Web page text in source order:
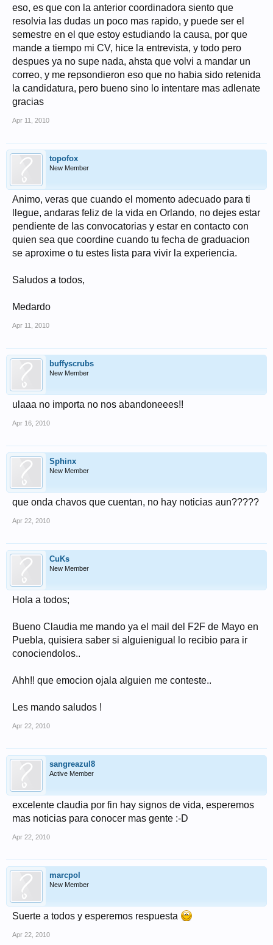
eso, es que con la anterior coordinadora siento que
resolvia las dudas un poco mas rapido, y puede ser el
semestre en el que estoy estudiando la causa, por que
mande a tiempo mi CV, hice la entrevista, y todo pero
despues ya no supe nada, ahsta que volvi a mandar un
correo, y me repsondieron eso que no habia sido retenida
la candidatura, pero bueno sino lo intentare mas adlenate
gracias
Apr 11, 2010
topofox
New Member
Animo, veras que cuando el momento adecuado para ti
llegue, andaras feliz de la vida en Orlando, no dejes estar
pendiente de las convocatorias y estar en contacto con
quien sea que coordine cuando tu fecha de graduacion
se aproxime o tu estes lista para vivir la experiencia.
Saludos a todos,
Medardo
Apr 11, 2010
buffyscrubs
New Member
ulaaa no importa no nos abandoneees!!
Apr 16, 2010
Sphinx
New Member
que onda chavos que cuentan, no hay noticias aun?????
Apr 22, 2010
CuKs
New Member
Hola a todos;
Bueno Claudia me mando ya el mail del F2F de Mayo en
Puebla, quisiera saber si alguienigual lo recibio para ir
conociendolos..
Ahh!! que emocion ojala alguien me conteste..
Les mando saludos !
Apr 22, 2010
sangreazul8
Active Member
excelente claudia por fin hay signos de vida, esperemos
mas noticias para conocer mas gente :-D
Apr 22, 2010
marcpol
New Member
Suerte a todos y esperemos respuesta
Apr 22, 2010